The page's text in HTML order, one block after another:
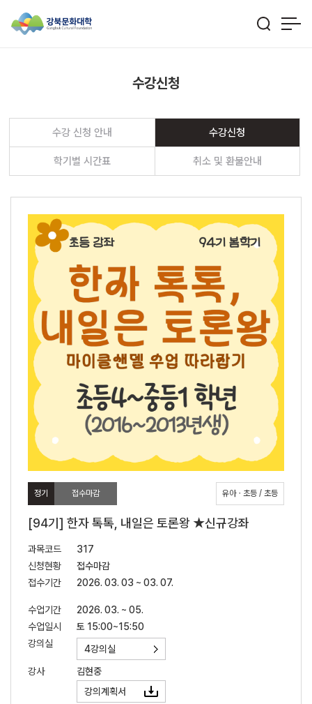
수강신청
수강 신청 안내 수강신청
학기별 시간표 취소 및 환불안내
정기 접수마감 유아ㆍ초등 / 초등
[94기] 한자 톡톡, 내일은 토론왕 ★신규강좌
과목코드
317
신청현황
접수마감
접수기간
2026. 03. 03 ~ 03. 07.
수업기간
2026. 03. ~ 05.
수업일시
토 15:00~15:50
강의실
4강의실
강사
김현중
강의계획서